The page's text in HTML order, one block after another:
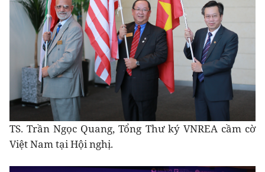
TS. Trần Ngọc Quang, Tổng Thư ký VNREA cầm cờ
Việt Nam tại Hội nghị.